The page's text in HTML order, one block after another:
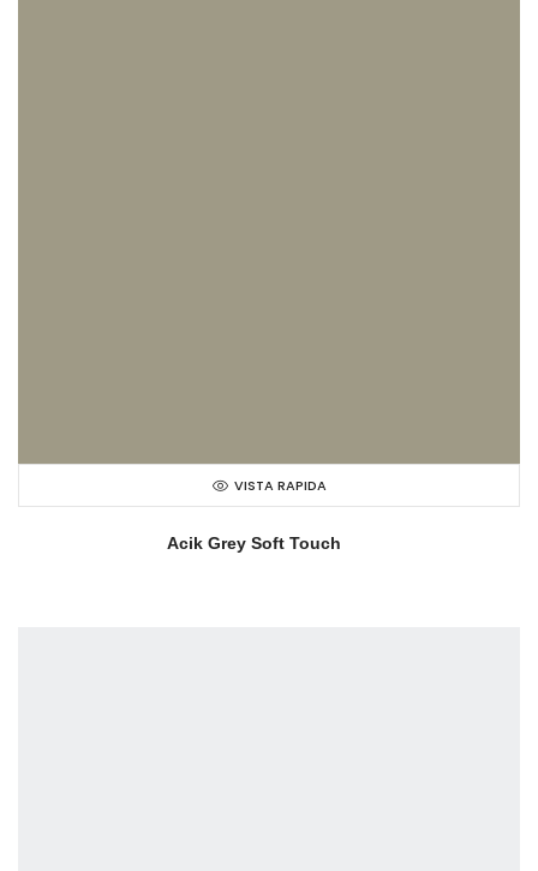
VISTA RAPIDA
Acik Grey Soft Touch